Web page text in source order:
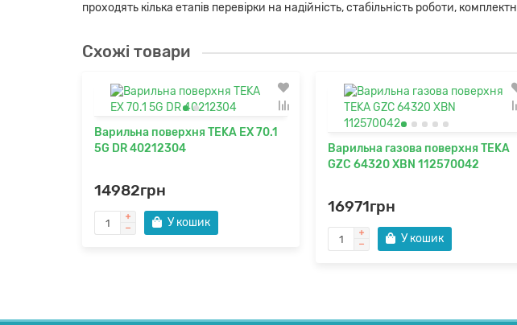
проходять кілька етапів перевірки на надійність, стабільність роботи,
Схожі товари
Варильна поверхня TEKA EX 70.1
5G DR 40212304
14982грн
У кошик
Варильна газова поверхня TEKA
GZC 64320 XBN 112570042
16971грн
У кошик